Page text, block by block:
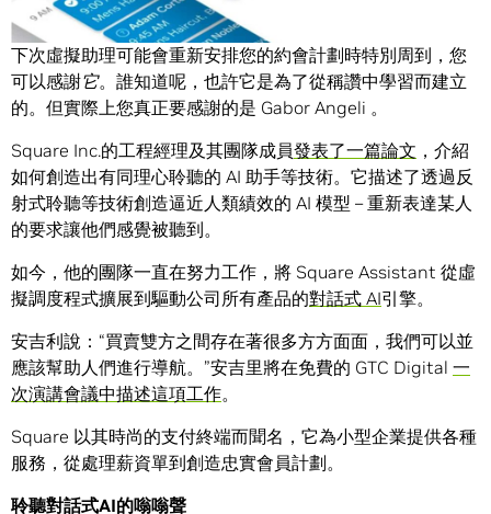
Square Assistant 讓自然語言處理成為客服的重要話題。
下次虛擬助理可能會重新安排您的約會計劃時特別周到，您
可以感謝它。誰知道呢，也許它是為了從稱讚中學習而建立
的。但實際上您真正要感謝的是 Gabor Angeli 。
Square Inc.的工程經理及其團隊成員發表了一篇論文 ，介紹
如何創造出有同理心聆聽的 AI 助手等技術。它描述了透過反
射式聆聽等技術創造逼近人類績效的 AI 模型 – 重新表達某人
的要求讓他們感覺被聽到。
如今，他的團隊一直在努力工作，將 Square Assistant 從虛
擬調度程式擴展到驅動公司所有產品的對話式 AI引擎。
安吉利說：“買賣雙方之間存在著很多方方面面，我們可以並
應該幫助人們進行導航。”安吉里將在免費的 GTC Digital 一
次演講會議中描述這項工作。
Square 以其時尚的支付終端而聞名，它為小型企業提供各種
服務，從處理薪資單到創造忠實會員計劃。
聆聽對話式AI的嗡嗡聲